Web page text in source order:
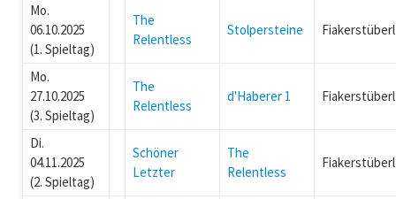
Mo.
06.10.2025
(1. Spieltag)
The
Relentless
Stolpersteine Fiakerstüberl
Mo.
27.10.2025
(3. Spieltag)
The
Relentless
d'Haberer 1 Fiakerstüberl
Di.
04.11.2025
(2. Spieltag)
Schöner
Letzter
The
Relentless
Fiakerstüberl